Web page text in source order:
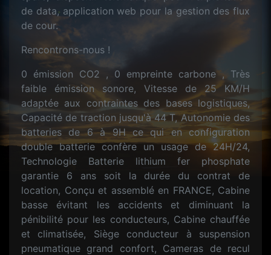
de data, application web pour la gestion des flux
de cour.
Rencontrons-nous !
0 émission CO2 , 0 empreinte carbone , Très
faible émission sonore, Vitesse de 25 KM/H
adaptée aux contraintes des bases logistiques,
Capacité de traction jusqu'à 44 T, Autonomie des
batteries de 6 à 9H ce qui en configuration
double batterie confère un usage de 24H/24,
Technologie Batterie lithium fer phosphate
garantie 6 ans soit la durée du contrat de
location, Conçu et assemblé en FRANCE, Cabine
basse évitant les accidents et diminuant la
pénibilité pour les conducteurs, Cabine chauffée
et climatisée, Siège conducteur à suspension
pneumatique grand confort, Cameras de recul